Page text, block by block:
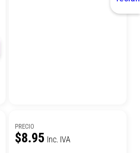
PRECIO
$8.95 Inc. IVA